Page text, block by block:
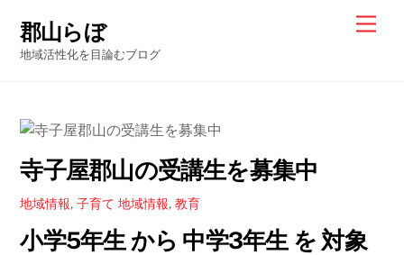
content
郡山らぼ
地域活性化を目論むブログ
寺子屋郡山の受講生を募集中
地域情報,子育て 地域情報,教育
小学5年生 から 中学3年生 を 対象